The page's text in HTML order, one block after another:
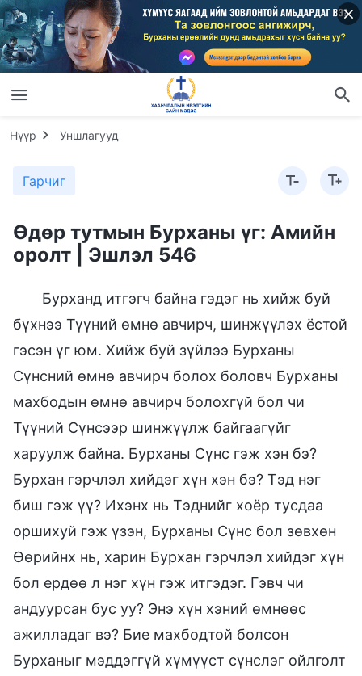
Нүүр Уншлагууд
Гарчиг
Өдөр тутмын Бурханы үг: Амийн
оролт | Эшлэл 546
Бурханд итгэгч байна гэдэг нь хийж буй
бүхнээ Түүний өмнө авчирч, шинжүүлэх ёстой
гэсэн үг юм. Хийж буй зүйлээ Бурханы
Сүнсний өмнө авчирч болох боловч Бурханы
махбодын өмнө авчирч болохгүй бол чи
Түүний Сүнсээр шинжүүлж байгаагүйг
харуулж байна. Бурханы Сүнс гэж хэн бэ?
Бурхан гэрчлэл хийдэг хүн хэн бэ? Тэд нэг
биш гэж үү? Ихэнх нь Тэднийг хоёр тусдаа
оршихуй гэж үзэн, Бурханы Сүнс бол зөвхөн
Өөрийнх нь, харин Бурхан гэрчлэл хийдэг хүн
бол ердөө л нэг хүн гэж итгэдэг. Гэвч чи
андуурсан бус уу? Энэ хүн хэний өмнөөс
ажилладаг вэ? Бие махбодтой болсон
Бурханыг мэддэггүй хүмүүст сүнслэг ойлголт